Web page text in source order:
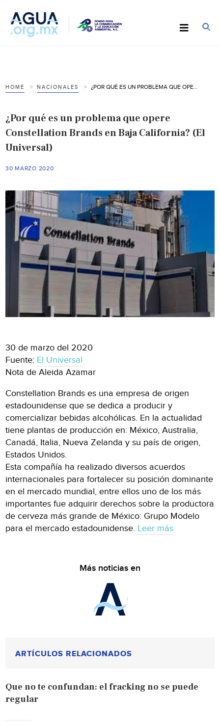
HOME NACIONALES
¿Por qué es un problema que opere
Constellation Brands en Baja California? (El
Universal)
30 MARZO 2020
30 de marzo del 2020
Fuente: El Universal
Nota de Aleida Azamar
Constellation Brands es una empresa de origen
estadounidense que se dedica a producir y
comercializar bebidas alcohólicas. En la actualidad
tiene plantas de producción en: México, Australia,
Canadá, Italia, Nueva Zelanda y su país de origen,
Estados Unidos.
Esta compañía ha realizado diversos acuerdos
internacionales para fortalecer su posición dominante
en el mercado mundial, entre ellos uno de los más
importantes fue adquirir derechos sobre la productora
de cerveza más grande de México: Grupo Modelo
para el mercado estadounidense. Leer más
Más noticias en
ARTÍCULOS RELACIONADOS
Que no te confundan: el fracking no se puede
regular